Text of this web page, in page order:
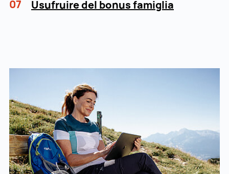
07 Usufruire del bonus famiglia